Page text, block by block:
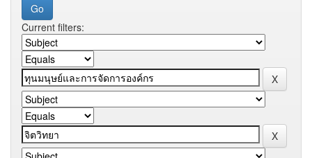
Current filters: